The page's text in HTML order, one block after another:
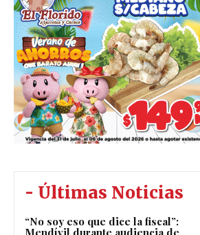
- Últimas Noticias
“No soy eso que dice la fiscal”:
Mendívil durante audiencia de